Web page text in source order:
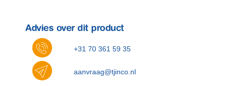
Advies over dit product
+31 70 361 59 35
aanvraag@tjinco.nl